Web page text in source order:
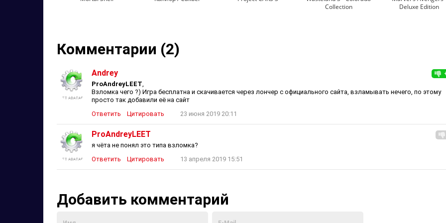
Collection
Deluxe Edition
Комментарии (2)
Andrey
ProAndreyLEET,
Взломка чего ?) Игра бесплатна и скачивается через лончер с официального сайта, взламывать нечего, по этому
просто так добавили её на сайт
Ответить
Цитировать 23 июня 2019 20:11
ProAndreyLEET
я чёта не понял это типа взломка?
Ответить
Цитировать 13 апреля 2019 15:51
Добавить комментарий